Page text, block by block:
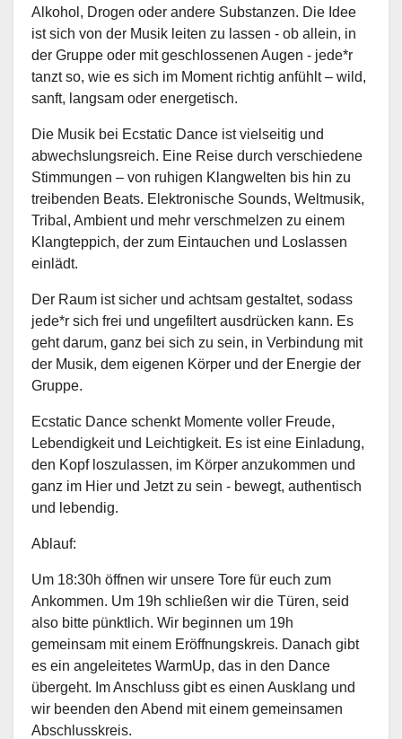
Alkohol, Drogen oder andere Substanzen. Die Idee
ist sich von der Musik leiten zu lassen - ob allein, in
der Gruppe oder mit geschlossenen Augen - jede*r
tanzt so, wie es sich im Moment richtig anfühlt – wild,
sanft, langsam oder energetisch.
Die Musik bei Ecstatic Dance ist vielseitig und
abwechslungsreich. Eine Reise durch verschiedene
Stimmungen – von ruhigen Klangwelten bis hin zu
treibenden Beats. Elektronische Sounds, Weltmusik,
Tribal, Ambient und mehr verschmelzen zu einem
Klangteppich, der zum Eintauchen und Loslassen
einlädt.
Der Raum ist sicher und achtsam gestaltet, sodass
jede*r sich frei und ungefiltert ausdrücken kann. Es
geht darum, ganz bei sich zu sein, in Verbindung mit
der Musik, dem eigenen Körper und der Energie der
Gruppe.
Ecstatic Dance schenkt Momente voller Freude,
Lebendigkeit und Leichtigkeit. Es ist eine Einladung,
den Kopf loszulassen, im Körper anzukommen und
ganz im Hier und Jetzt zu sein - bewegt, authentisch
und lebendig.
Ablauf:
Um 18:30h öffnen wir unsere Tore für euch zum
Ankommen. Um 19h schließen wir die Türen, seid
also bitte pünktlich. Wir beginnen um 19h
gemeinsam mit einem Eröffnungskreis. Danach gibt
es ein angeleitetes WarmUp, das in den Dance
übergeht. Im Anschluss gibt es einen Ausklang und
wir beenden den Abend mit einem gemeinsamen
Abschlusskreis.